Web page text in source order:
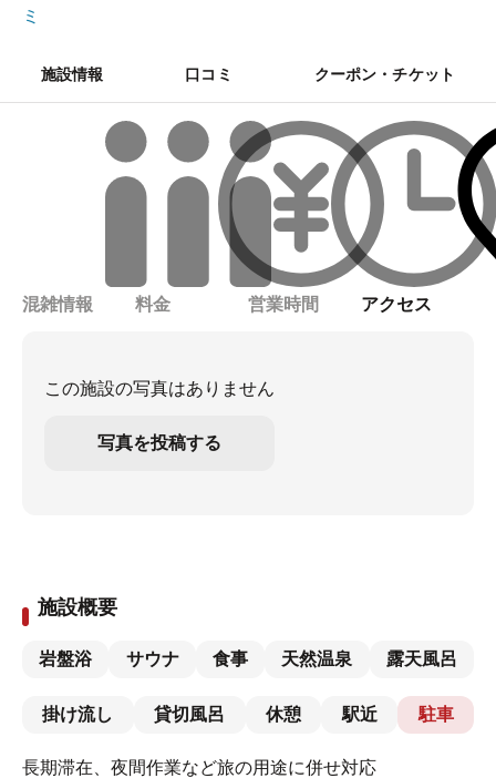
ミ
施設情報 口コミ クーポン・チケット
混雑情報 料金 営業時間 アクセス
この施設の写真はありません
写真を投稿する
施設概要
岩盤浴 サウナ 食事 天然温泉 露天風呂
掛け流し 貸切風呂 休憩 駅近 駐車
長期滞在、夜間作業など旅の用途に併せ対応